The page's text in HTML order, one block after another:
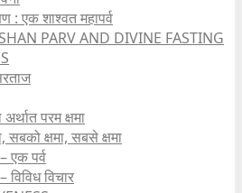
: एक शाश्वत महापर्व
PARV AND DIVINE FASTING
अर्थात परम क्षमा
सबको क्षमा, सबसे क्षमा
एक पर्व
विविध विचार